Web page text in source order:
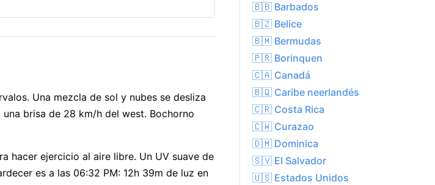
Una mezcla de sol y nubes se desliza
brisa de 28 km/h del west. Bochorno
hacer ejercicio al aire libre. Un UV suave de
es a las 06:32 PM: 12h 39m de luz en
🇧🇧 Barbados
🇧🇿 Belice
🇧🇲 Bermudas
🇵🇷 Borinquen
🇨🇦 Canadá
🇧🇶 Caribe neerlandés
🇨🇷 Costa Rica
🇨🇼 Curazao
🇩🇲 Dominica
🇸🇻 El Salvador
🇺🇸 Estados Unidos